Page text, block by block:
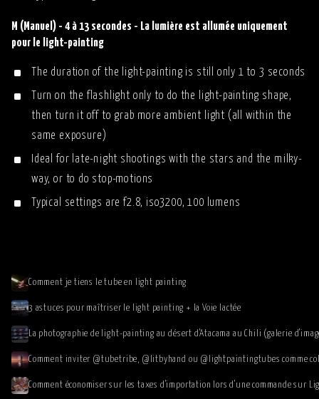
M (Manuel) - 4 à 13 secondes - La lumière est allumée uniquement
pour le light-painting
The duration of the light-painting is still only 1 to 3 seconds
Turn on the flashlight only to do the light-painting shape,
then turn it off to grab more ambient light (all within the
same exposure)
Ideal for late-night shootings with the stars and the milky-
way, or to do stop-motions
Typical settings are f2.8, iso3200, 100 lumens
Comment je tiens le tube en light painting
3 astuces pour maîtriser le light painting + la Voie lactée
La photographie de light-painting au désert d'Atacama au Chili (galerie
Comment économiser sur les taxes d'importation lors d'une commande sur